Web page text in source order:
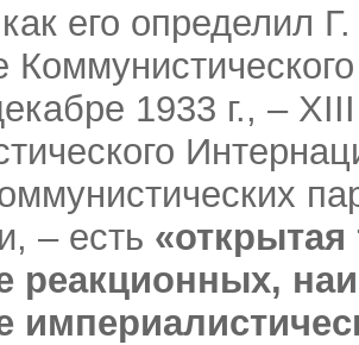
его определил
1933 г., –
– есть «открытая
реакционных,